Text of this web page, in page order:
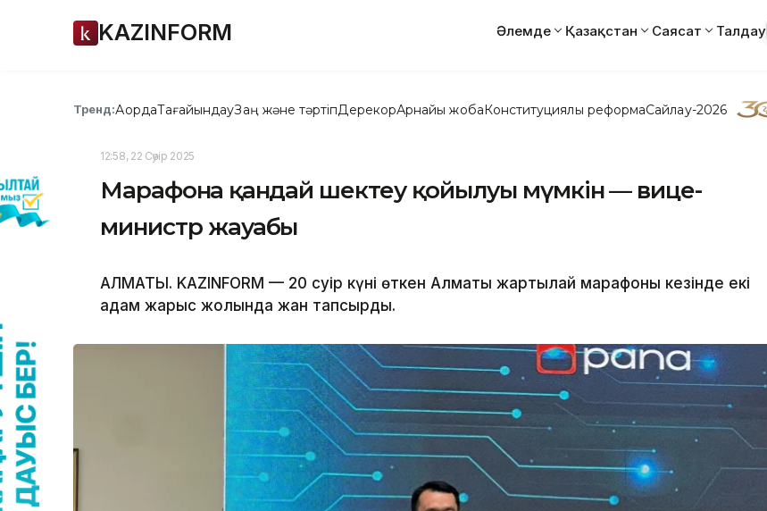
KAZINFORM Әлемде Қазақстан Саясат Талдау
Тренд:АқордаТағайындауЗаң және тәртіпДерекқорАрнайы жобаКонституциялық реформаСайлау-2026
12:58, 22 Сәуір 2025
Марафонға қандай шектеу қойылуы мүмкін — вице-
министр жауабы
АЛМАТЫ. KAZINFORM — 20 сәуір күні өткен Алматы жартылай марафоны кезінде екі
адам жарыс жолында жан тапсырды.